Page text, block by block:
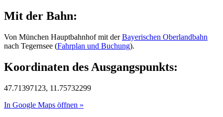
Mit der Bahn:
Von München Hauptbahnhof mit derBayerischen Oberlandbahn
nach Tegernsee (Fahrplan und Buchung).
Koordinaten des Ausgangspunkts:
47.71397123, 11.75732299
In Google Maps öffnen »